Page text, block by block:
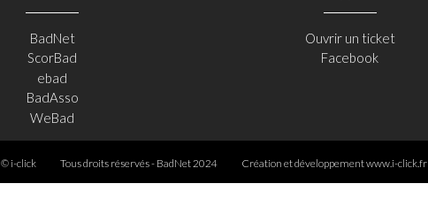
BadNet
ScorBad
ebad
BadAsso
WeBad
Ouvrir un ticket
Facebook
© i-click Tous droits réservés - BadNet 2024 Création et développementwww.i-click.fr